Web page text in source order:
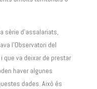
sèrie d’assalariats,
l’Observatori del
que va deixar de prestar
haver algunes
dades. Això és